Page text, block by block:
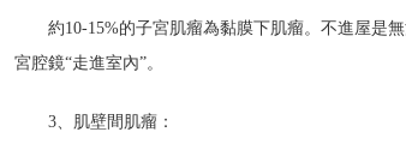
約10-15%的子宮肌瘤為黏膜下肌瘤。不進屋是
宮腔鏡“走進室內”。
3、肌壁間肌瘤：